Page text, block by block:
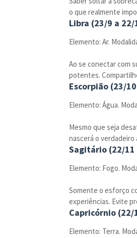
o que realmente
Libra (23/9 a 22/
Elemento: Ar.
Ao se conectar com
potentes.
Escorpião (23/
Elemento: Água.
Mesmo que seja
nascerá o
Sagitário (22/11
Elemento: Fogo.
Somente o esforço
experiências. Evite
Capricórnio (22/
Elemento: Terra.